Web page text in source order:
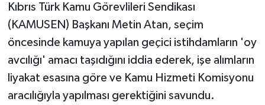
Kıbrıs Türk Kamu Görevlileri Sendikası
(KAMUSEN) Başkanı Metin Atan, seçim
öncesinde kamuya yapılan geçici istihdamların 'oy
avcılığı' amacı taşıdığını iddia ederek, işe alımların
liyakat esasına göre ve Kamu Hizmeti Komisyonu
aracılığıyla yapılması gerektiğini savundu.
LEFKOŞA
MAGAZİN
Nöbetçi Eczaneler